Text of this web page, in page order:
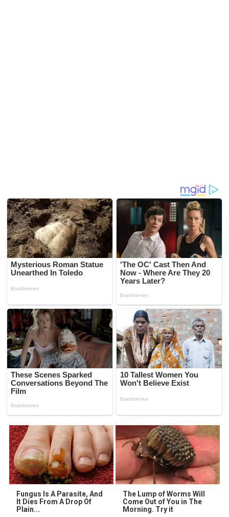
Fungus Is A Parasite, And
It Dies From A Drop Of
Plain...
The Lump of Worms Will
Come Out of You in The
Morning. Try it